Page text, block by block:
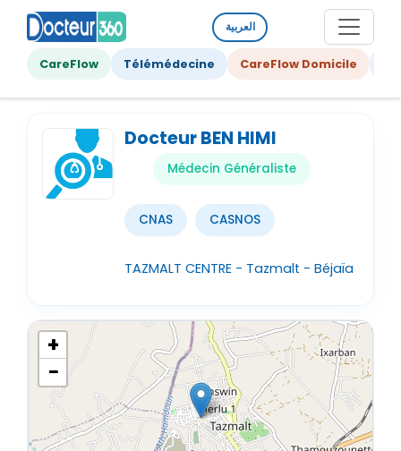
العربية
CareFlow Télémédecine CareFlow Domicile
Docteur BEN HIMI
Médecin Généraliste
CNAS CASNOS
TAZMALT CENTRE - Tazmalt - Béjaïa
+
−